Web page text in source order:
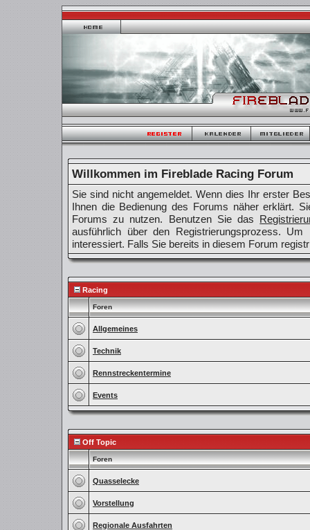
Willkommen im Fireblade Racing Forum
Sie sind nicht angemeldet. Wenn dies Ihr erster
Ihnen die Bedienung des Forums näher erklärt.
Forums zu nutzen. Benutzen Sie das
ausführlich über den Registrierungsprozess.
interessiert. Falls Sie bereits in diesem Forum
Racing
Foren
Allgemeines
Technik
Rennstreckentermine
Events
Off Topic
Foren
Quasselecke
Vorstellung
Regionale Ausfahrten